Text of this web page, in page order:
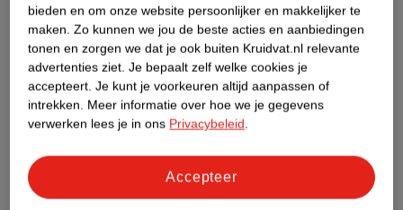
Productinformatie
Nature Impact Score
Dit product heeft (nog) geen Nature
Impact Score.
bieden en om onze website persoonlijker en makkelijker te
maken. Zo kunnen we jou de beste acties en aanbiedingen
tonen en zorgen we dat je ook buiten Kruidvat.nl relevante
advertenties ziet. Je bepaalt zelf welke cookies je
accepteert. Je kunt je voorkeuren altijd aanpassen of
intrekken. Meer informatie over hoe we je gegevens
verwerken lees je in ons Privacybeleid.
Accepteer